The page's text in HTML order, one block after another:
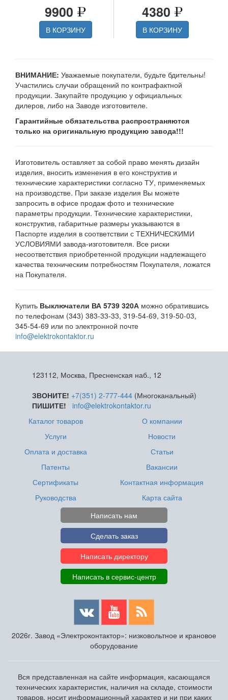
9900
В КОРЗИНУ
4380
В КОРЗИНУ
ВНИМАНИЕ: Уважаемые покупатели, будьте бдительны!
Участились случаи обращений по контрафактной
продукции. Закупайте продукцию у официальных
дилеров, либо на Заводе изготовителе.
Гарантийные обязательства распространяются
только на оригинальную продукцию завода!!!
Изготовитель оставляет за собой право менять дизайн
изделия, вносить изменения в его конструктив и
технические характеристики согласно ТУ, применяемых
на производстве. При заказе изделия Вы можете
запросить в офисе продаж фото и технические
параметры продукции. Технические характеристики,
конструктив, габаритные размеры указываются в
Паспорте изделия в соответствии с ТЕХНИЧЕСКИМИ
УСЛОВИЯМИ завода-изготовителя. Все риски
несоответствия приобретенной продукции надлежащего
качества техническим потребностям Покупателя, ложатся
на Покупателя.
Купить Выключатели ВА 5739 320А можно обратившись
по телефонам (343) 383-33-33, 319-54-69, 319-50-03,
345-54-69 или по электронной почте
info@elektrokontaktor.ru
123112, Москва, Пресненская наб., 12
ЗВОНИТЕ! +7(351) 2-777-444(Многоканальный)
ПИШИТЕ!
info@elektrokontaktor.ru
Каталог товаров
Услуги
Оплата и доставка
Патенты
Сертификаты
Руководства
О компании
Новости
Статьи
Вакансии
Контактная информация
Карта сайта
Написать нам
Сделать заказ
Написать директору
Написать в сервис-центр
2026г. Завод «Электроконтактор»: низковольтное и крановое
оборудование
Вся представленная на сайте информация, касающаяся
технических характеристик, наличия на складе, стоимости
товаров, носит информационный характер и ни при каких